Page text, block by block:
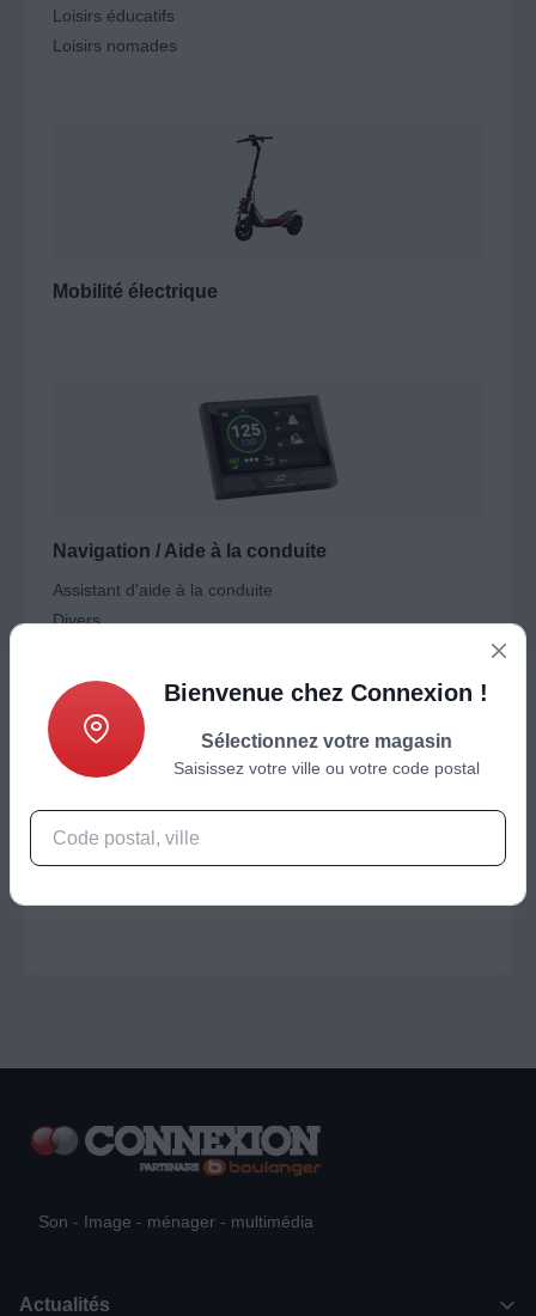
Loisirs éducatifs
Loisirs nomades
Mobilité électrique
Navigation / Aide à la conduite
Assistant d'aide à la conduite
Divers
Nos marques spécialisées
Objets connectés
Son - Image - ménager - multimédia
Actualités
Bienvenue chez Connexion !
Sélectionnez votre magasin
Saisissez votre ville ou votre code postal